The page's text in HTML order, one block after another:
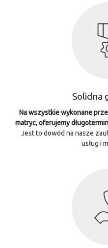
Solidna
Na wszystkie wykonane
matryc, oferujemy
Jest to dowód na nasze
usług i